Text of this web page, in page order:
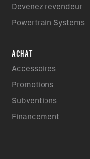
Devenez revendeur
Powertrain Systems
ACHAT
Accessoires
Promotions
Subventions
Financement